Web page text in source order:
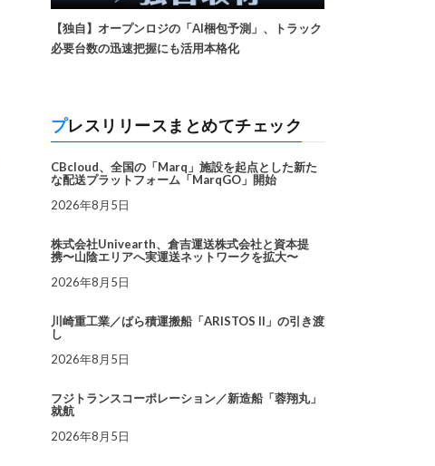
【独自】オープンロジの「AI梱包予測」、トラック
必要台数の迅速把握にも活用本格化
プレスリリースまとめてチェック
CBcloud、全国の「Marq」施設を起点とした新た
な配送プラットフォーム「MarqGO」開始
2026年8月5日
株式会社Univearth、倉吉運送株式会社と資本提
携〜山陰エリアへ実運送ネットワークを拡大〜
2026年8月5日
川崎重工業／ばら積運搬船「ARISTOS II」の引き渡
し
2026年8月5日
フジトランスコーポレーション／新造船「蓉翔丸」
就航
2026年8月5日